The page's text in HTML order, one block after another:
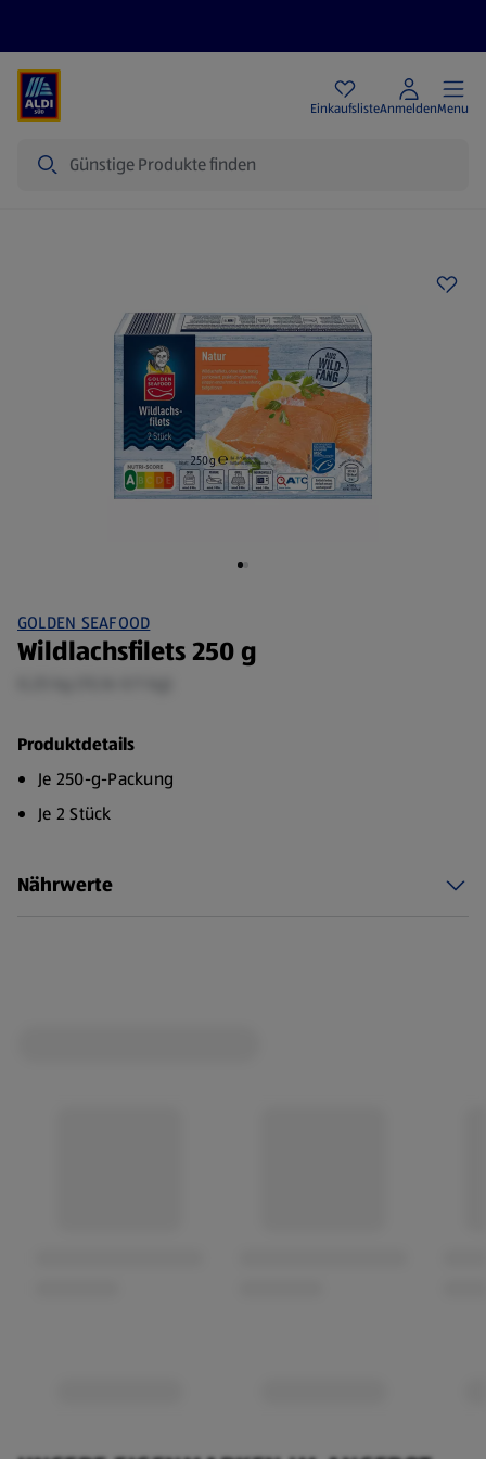
EinkaufslisteAnmeldenMenu
GOLDEN SEAFOOD
Wildlachsfilets 250 g
Produktdetails
Je 250-g-Packung
Je 2 Stück
Nährwerte